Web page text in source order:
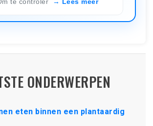
ONDERWERPEN
eten binnen een plantaardig